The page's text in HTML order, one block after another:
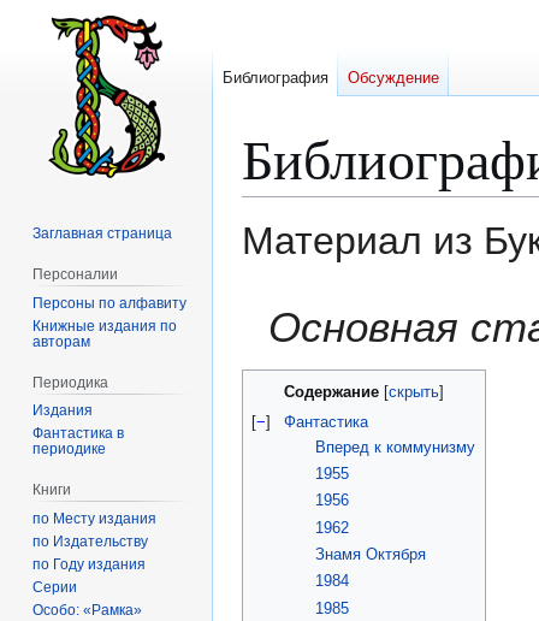
Материал из
Основная
Содержание
[−]
Фантастика
Вперед к коммунизму
1955
1956
1962
Знамя Октября
1984
1985
Библиография Обсуждение
Заглавная страница
Персоналии
Персоны по алфавиту
Книжные издания по
авторам
Периодика
Издания
Фантастика в
периодике
Книги
по Месту издания
по Издательству
по Году издания
Серии
Особо: «Рамка»